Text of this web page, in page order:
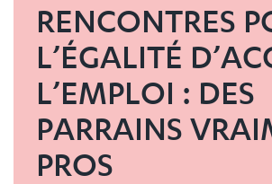
RENCONTRES
L’ÉGALITÉ
L’EMPLOI : DES
PARRAINS
PROS